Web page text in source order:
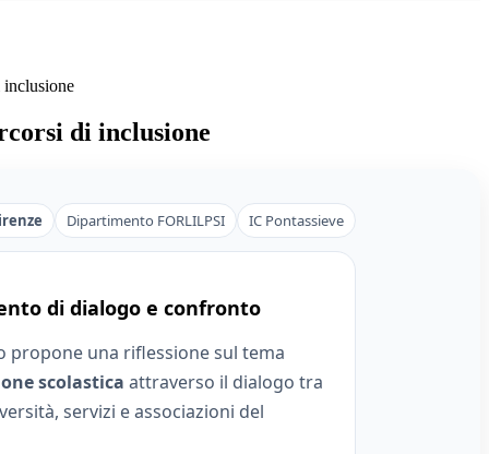
inclusione
di inclusione
Dipartimento FORLILPSI IC Pontassieve
di dialogo e confronto
propone una riflessione sul tema
scolastica attraverso il dialogo tra
servizi e associazioni del